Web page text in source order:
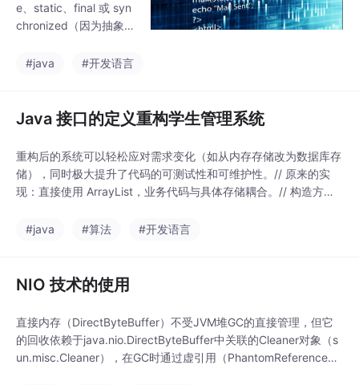
e、static、final 或 syn
chronized（因为抽象
而 private 不可见，sta
方法实现层面的修饰，
没有方法体则无意
义）。final 类中不能有
abstract 方法 ❌ final
类不可被继承，而抽象
方法必须靠子类实现，
#java #开发语言
Java 接口的定义重构学生管理系统
重构后的系统可以轻松应对需求变化（如从内存存储改为数据库存
储），同时极大提升了代码的可测试性和可维护性。// 原来的实
现：直接使用 ArrayList，业务代码与具体存储耦合。// 构造方
口。// 通过构造方法注入具体的实现（依赖注入）// 静态方法：创
#java #算法 #开发语言
NIO 技术的使用
直接内存（DirectByteBuffer）不受JVM堆GC的直接管理，但它
的回收依赖于java.nio.DirectByteBuffer中关联的Cleaner对象（s
un.misc.Cleaner），在GC时通过虚引用（PhantomReference）